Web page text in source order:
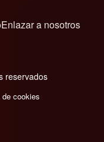
Enlazar a nosotros
reservados
cookies